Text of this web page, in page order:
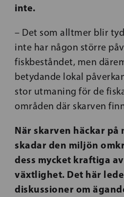
inte.
– Det som alltmer blir
inte har någon större
fiskbeståndet, men
betydande lokal
stor utmaning för de
områden där skarven
När skarven häckar på
skadar den miljön
dess mycket kraftiga
växtlighet. Det här
diskussioner om